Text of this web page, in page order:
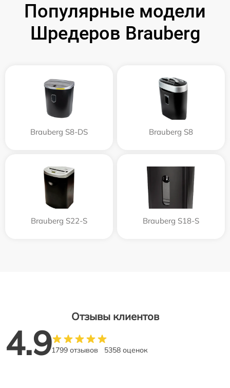
Популярные модели
Шредеров Brauberg
Brauberg S8-DS Brauberg S8
Brauberg S22-S Brauberg S18-S
Отзывы клиентов
4.91799 отзывов 5358 оценок